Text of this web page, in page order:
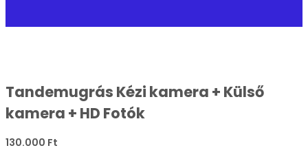
Tandemugrás Kézi kamera + Külső
kamera + HD Fotók
130.000 Ft